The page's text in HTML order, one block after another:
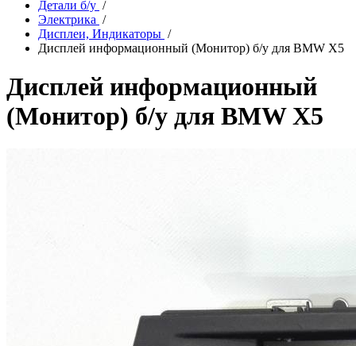
Детали б/у /
Электрика /
Дисплеи, Индикаторы /
Дисплей информационный (Монитор) б/у для BMW X5
Дисплей информационный
(Монитор) б/у для BMW X5